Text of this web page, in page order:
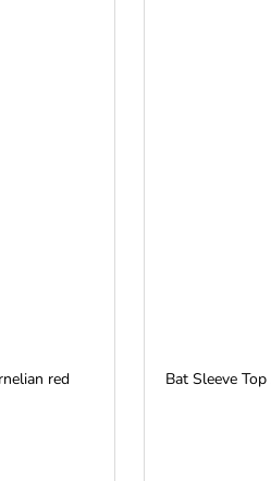
red Bat Sleeve